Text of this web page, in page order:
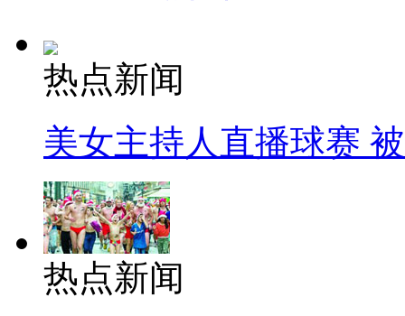
热点新闻
美女主持人直播球赛
热点新闻